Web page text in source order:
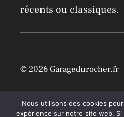
récents ou classiques.
© 2026 Garagedurocher.fr
Nous utilisons des cookies
expérience sur notre site web.